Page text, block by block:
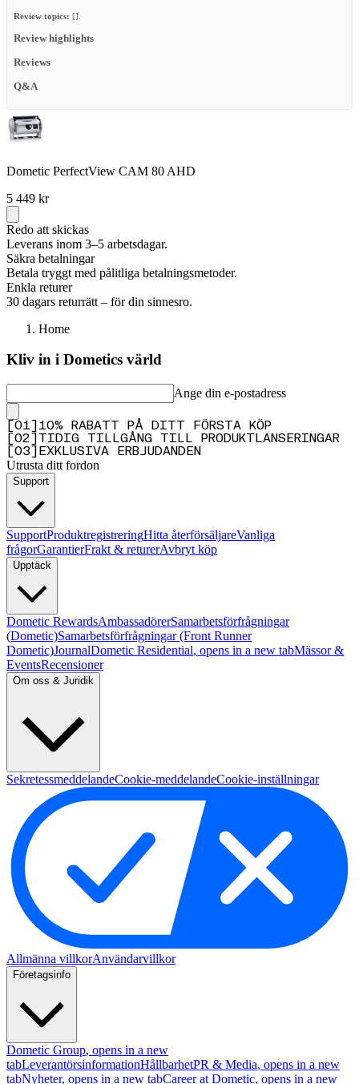
Review topics: [].
Review highlights
Reviews
Q&A
Dometic PerfectView CAM 80 AHD
5 449 kr
Redo att skickas
Leverans inom 3–5 arbetsdagar.
Säkra betalningar
Betala tryggt med pålitliga betalningsmetoder.
Enkla returer
30 dagars returrätt – för din sinnesro.
Home
Kliv in i Dometics värld
Ange din e-postadress
01
10% RABATT PÅ DITT FÖRSTA KÖP
02
TIDIG TILLGÅNG TILL PRODUKTLANSERINGAR
03 EXKLUSIVA ERBJUDANDEN
Utrusta ditt fordon
Support
SupportProduktregistreringHitta återförsäljareVanliga
frågorGarantierFrakt & returerAvbryt köp
Upptäck
Dometic RewardsAmbassadörerSamarbetsförfrågningar
(Dometic)Samarbetsförfrågningar (Front Runner
Dometic)JournalDometic Residential, opens in a new tabMässor &
EventsRecensioner
Om oss & Juridik
SekretessmeddelandeCookie-meddelandeCookie-inställningar
Allmänna villkorAnvändarvillkor
Företagsinfo
Dometic Group, opens in a new
tabLeverantörsinformationHållbarhetPR & Media, opens in a new
tabNyheter, opens in a new tabCareer at Dometic, opens in a new